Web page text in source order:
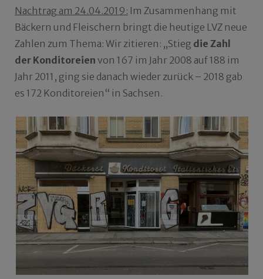
Nachtrag am 24.04.2019: Im Zusammenhang mit
Bäckern und Fleischern bringt die heutige LVZ neue
Zahlen zum Thema: Wir zitieren: „Stieg die Zahl
der Konditoreien von 167 im Jahr 2008 auf 188 im
Jahr 2011, ging sie danach wieder zurück – 2018 gab
es 172 Konditoreien“ in Sachsen.